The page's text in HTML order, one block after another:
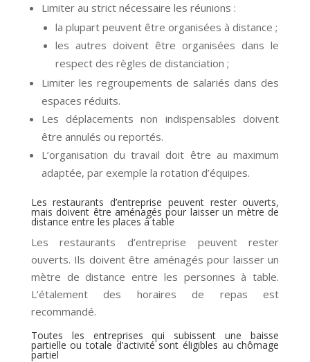
Limiter au strict nécessaire les réunions :
la plupart peuvent être organisées à distance ;
les autres doivent être organisées dans le
respect des règles de distanciation ;
Limiter les regroupements de salariés dans des
espaces réduits.
Les déplacements non indispensables doivent
être annulés ou reportés.
L’organisation du travail doit être au maximum
adaptée, par exemple la rotation d’équipes.
Les restaurants d’entreprise peuvent rester ouverts,
mais doivent être aménagés pour laisser un mètre de
distance entre les places à table
Les restaurants d’entreprise peuvent rester
ouverts. Ils doivent être aménagés pour laisser un
mètre de distance entre les personnes à table.
L’étalement des horaires de repas est
recommandé.
Toutes les entreprises qui subissent une baisse
partielle ou totale d’activité sont éligibles au chômage
partiel